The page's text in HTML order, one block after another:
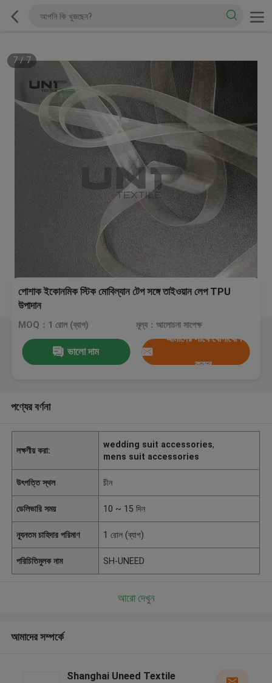
7/7
পোশাক ইকোনমিক স্টিক মোবিল্যান টেপ সঙ্গে তাইওয়ান লেপ TPU
উপাদান
MOQ：1 রোল (ব্যাগ) মূল্য：আলোচনা সাপেক্ষ
ভালো দাম
আমাদের সাথে যোগাযোগ
করুন
পণ্যের বর্ণনা
লক্ষণীয় করা:
wedding suit accessories,
mens suit accessories
উৎপত্তি স্থল চীন
ডেলিভারি সময় 10 ~ 15 দিন
ন্যূনতম চাহিদার পরিমাণ 1 রোল (ব্যাগ)
পরিচিতিমুলক নাম SH-UNEED
আরো দেখুন
আমাদের সম্পর্কে
Shanghai Uneed Textile